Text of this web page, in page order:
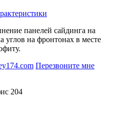
панелей сайдинга на
углов на фронтонах в месте
Перезвоните мне
204